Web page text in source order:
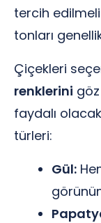
tercih
tonları
Çiçekleri
renklerini
faydalı
türleri:
Gül: